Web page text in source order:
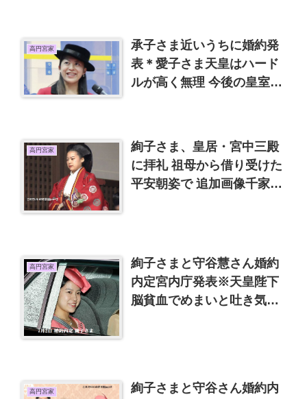
高円宮家
承子さま近いうちに婚約発
表＊愛子さま天皇はハード
ルが高く無理 今後の皇室は
高円宮家
絢子さま、皇居・宮中三殿
に拝礼 祖母から借り受けた
平安朝姿で 追加画像千家典
高円宮家
絢子さまと守谷慧さん婚約
内定宮内庁発表※天皇陛下
脳貧血でめまいと吐き気※
高円宮家
絢子さまと守谷さん婚約内